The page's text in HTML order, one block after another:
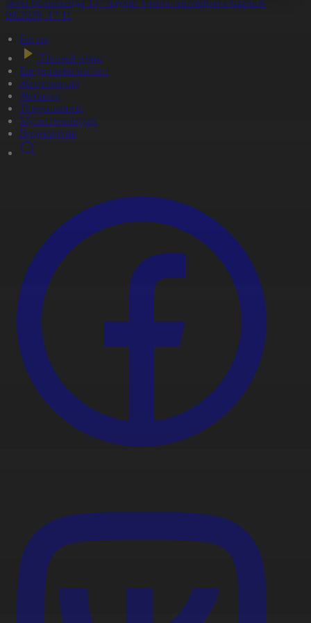
17:11
Басты
Тікелей эфир
Бағдарлама кестесі
Жаңалықтар
Жобалар
Телехикаялар
Мультсериалдар
Видеоархив